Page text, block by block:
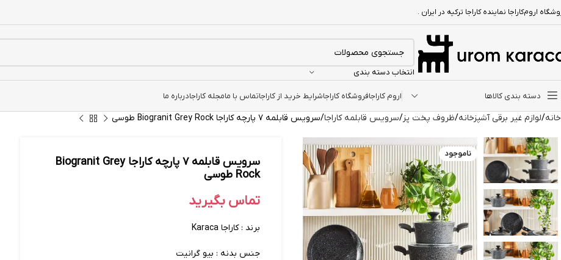
اروم‌کاراجا نماینده کاراجا ترکیه در ایران .
انتخاب دسته بندی
دسته بندی کالاها اروم کاراجافروشگاه کاراجاشرایط خرید از کاراجاتماس با مامجله کاراجادرباره ما
خانه لوازم غیر برقی آشپزخانه ظروف پخت پز سرویس قابلمه کاراجا سرویس قابلمه ۷ پارچه کاراجا Biogranit Grey Rock طوسی
ناموجود
سرویس قابلمه ۷ پارچه کاراجا Biogranit Grey
Rock طوسی
تماس بگیرید
برند : کاراجا Karaca
جنس بدنه : بیو گرانیت